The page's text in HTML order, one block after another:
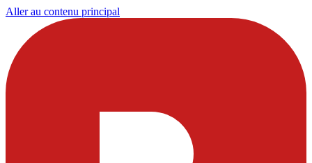
Aller au contenu principal